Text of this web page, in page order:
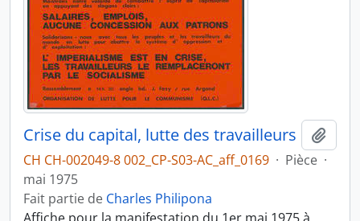
Crise du capital, lutte des travailleurs
CH CH-002049-8 002_CP-S03-AC_aff_0169 · Pièce ·
mai 1975
Fait partie de Charles Philipona